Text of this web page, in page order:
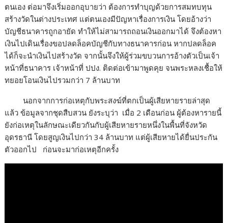
ตนเอง ต่อมาจึงเริ่มออกอุบายว่า ต้องการทำบุญด้วยการสมทบทุน
สร้างวัดในต่างประเทศ แต่ตนเองมีปัญหาเรื่องการเงิน โดยอ้างว่า
บัญชีธนาคารถูกอายัด ทำให้ไม่สามารถถอนเงินออกมาได้ จึงต้องหา
เงินไปเดินเรื่องขอปลดล็อคบัญชีกับทางธนาคารก่อน หากปลดล็อค
ได้ก็จะนำเงินไปสร้างวัด จากนั้นจึงให้ผู้ร่วมขบวนการอ้างตัวเป็นเจ้า
หน้าที่ธนาคาร เจ้าหน้าที่ ปปง. ติดต่อเข้ามาพูดคุย จนพระหลงเชื้อให้
ทยอยโอนเงินไปรวมกว่า 7 ล้านบาท
นอกจากการก่อเหตุกับพระสงฆ์ที่ตกเป็นผู้เสียหายรายล่าสุด
แล้ว ข้อมูลจากชุดสืบสวน ยังระบุว่า เมื่อ 2 เดือนก่อน ผู้ต้องหารายนี้
ยังก่อเหตุในลักษณะเดียวกันกับผู้เสียหายรายหนึ่งในพื้นที่จังหวัด
อุดรธานี โดยสูญเงินไปกว่า 34 ล้านบาท แต่ผู้เสียหายได้ยื่นประกัน
ตัวออกไป ก่อนจะมาก่อเหตุอีกครั้ง